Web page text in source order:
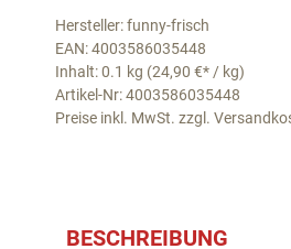
Hersteller: funny-frisch
EAN: 4003586035448
Inhalt: 0.1 kg (24,90 €* / kg)
Artikel-Nr: 4003586035448
Preise inkl. MwSt. zzgl.
BESCHREIBUNG